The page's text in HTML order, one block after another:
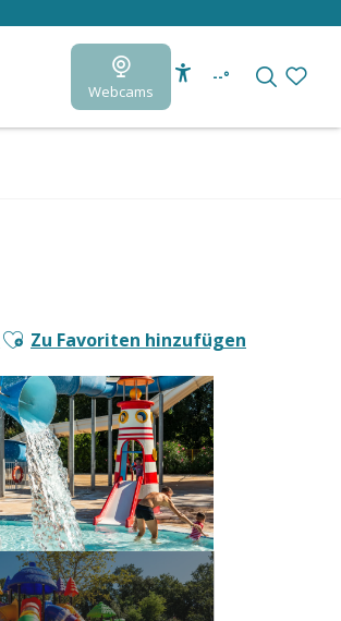
Webcams
--°
Ajouter aux favoris
Zu Favoriten hinzufügen